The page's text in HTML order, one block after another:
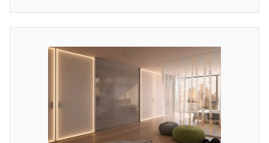
macht next125 authentisch.